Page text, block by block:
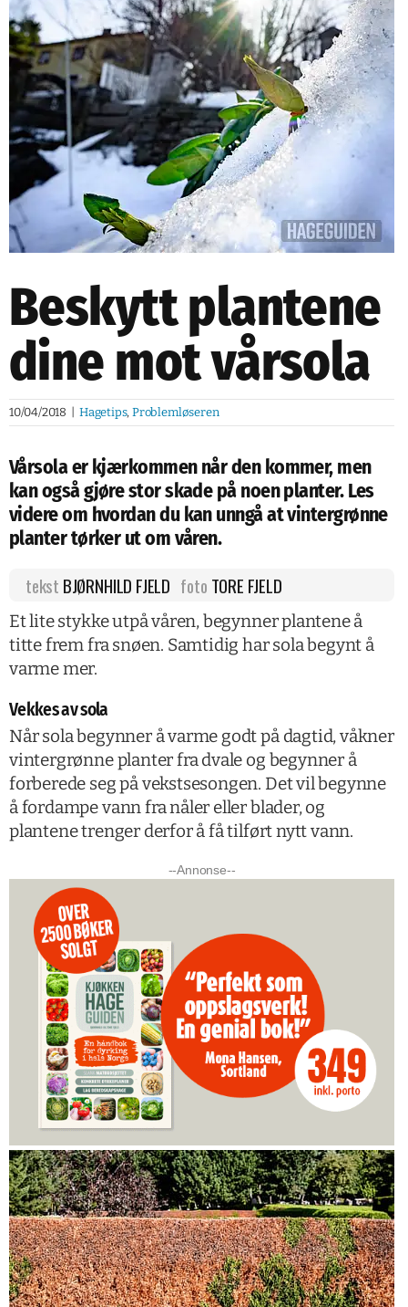
NETTBUTIKK
NYHETSBREV
KURS
HAGETIPS
REISETIPS
OM OSS
Beskytt plantene
dine mot vårsola
10/04/2018 Hagetips,Problemløseren
Vårsola er kjærkommen når den kommer, men
kan også gjøre stor skade på noen planter. Les
videre om hvordan du kan unngå at vintergrønne
planter tørker ut om våren.
tekst BJØRNHILD FJELD foto TORE FJELD
Et lite stykke utpå våren, begynner plantene å
titte frem fra snøen. Samtidig har sola begynt å
varme mer.
Vekkes av sola
Når sola begynner å varme godt på dagtid, våkner
vintergrønne planter fra dvale og begynner å
forberede seg på vekstsesongen. Det vil begynne
å fordampe vann fra nåler eller blader, og
plantene trenger derfor å få tilført nytt vann.
--Annonse--